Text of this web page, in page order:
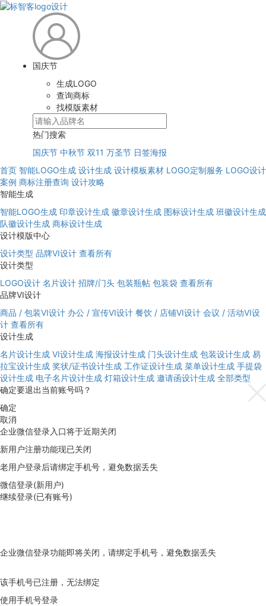
国庆节
生成LOGO
查询商标
找模版素材
热门搜索
国庆节 中秋节 双11 万圣节 日签海报
首页 智能LOGO生成 设计生成 设计模板素材 LOGO定制服务 LOGO设计
案例 商标注册查询 设计攻略
智能生成
智能LOGO生成 印章设计生成 徽章设计生成 图标设计生成 班徽设计生成
队徽设计生成 商标设计生成
设计模版中心
设计类型 品牌VI设计 查看所有
设计类型
LOGO设计 名片设计 招牌/门头 包装瓶帖 包装袋 查看所有
品牌VI设计
商品 / 包装VI设计 办公 / 宣传VI设计 餐饮 / 店铺VI设计 会议 / 活动VI设
计 查看所有
设计生成
名片设计生成 VI设计生成 海报设计生成 门头设计生成 包装设计生成 易
拉宝设计生成 奖状/证书设计生成 工作证设计生成 菜单设计生成 手提袋
设计生成 电子名片设计生成 灯箱设计生成 邀请函设计生成 全部类型
确定要退出当前账号吗？
确定
取消
企业微信登录入口将于近期关闭
新用户注册功能现已关闭
老用户登录后请绑定手机号，避免数据丢失
微信登录(新用户)
继续登录(已有账号)
企业微信登录功能即将关闭，请绑定手机号，避免数据丢失
该手机号已注册，无法绑定
使用手机号登录